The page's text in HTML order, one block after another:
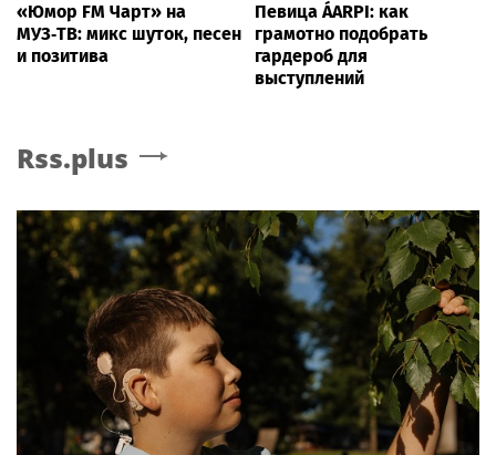
«Юмор FM Чарт» на
МУЗ‑ТВ: микс шуток, песен
и позитива
Певица ÁARPI: как
грамотно подобрать
гардероб для
выступлений
Rss.plus